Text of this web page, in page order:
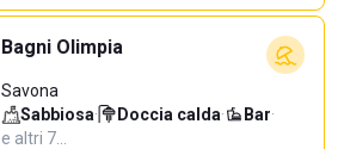
Bagni Olimpia
Savona
Sabbiosa· Doccia calda· Bar·
e altri 7…